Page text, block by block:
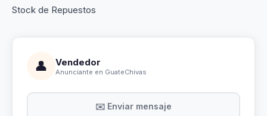
Stock de Repuestos
👤 Vendedor
Anunciante en GuateChivas
✉️ Enviar mensaje